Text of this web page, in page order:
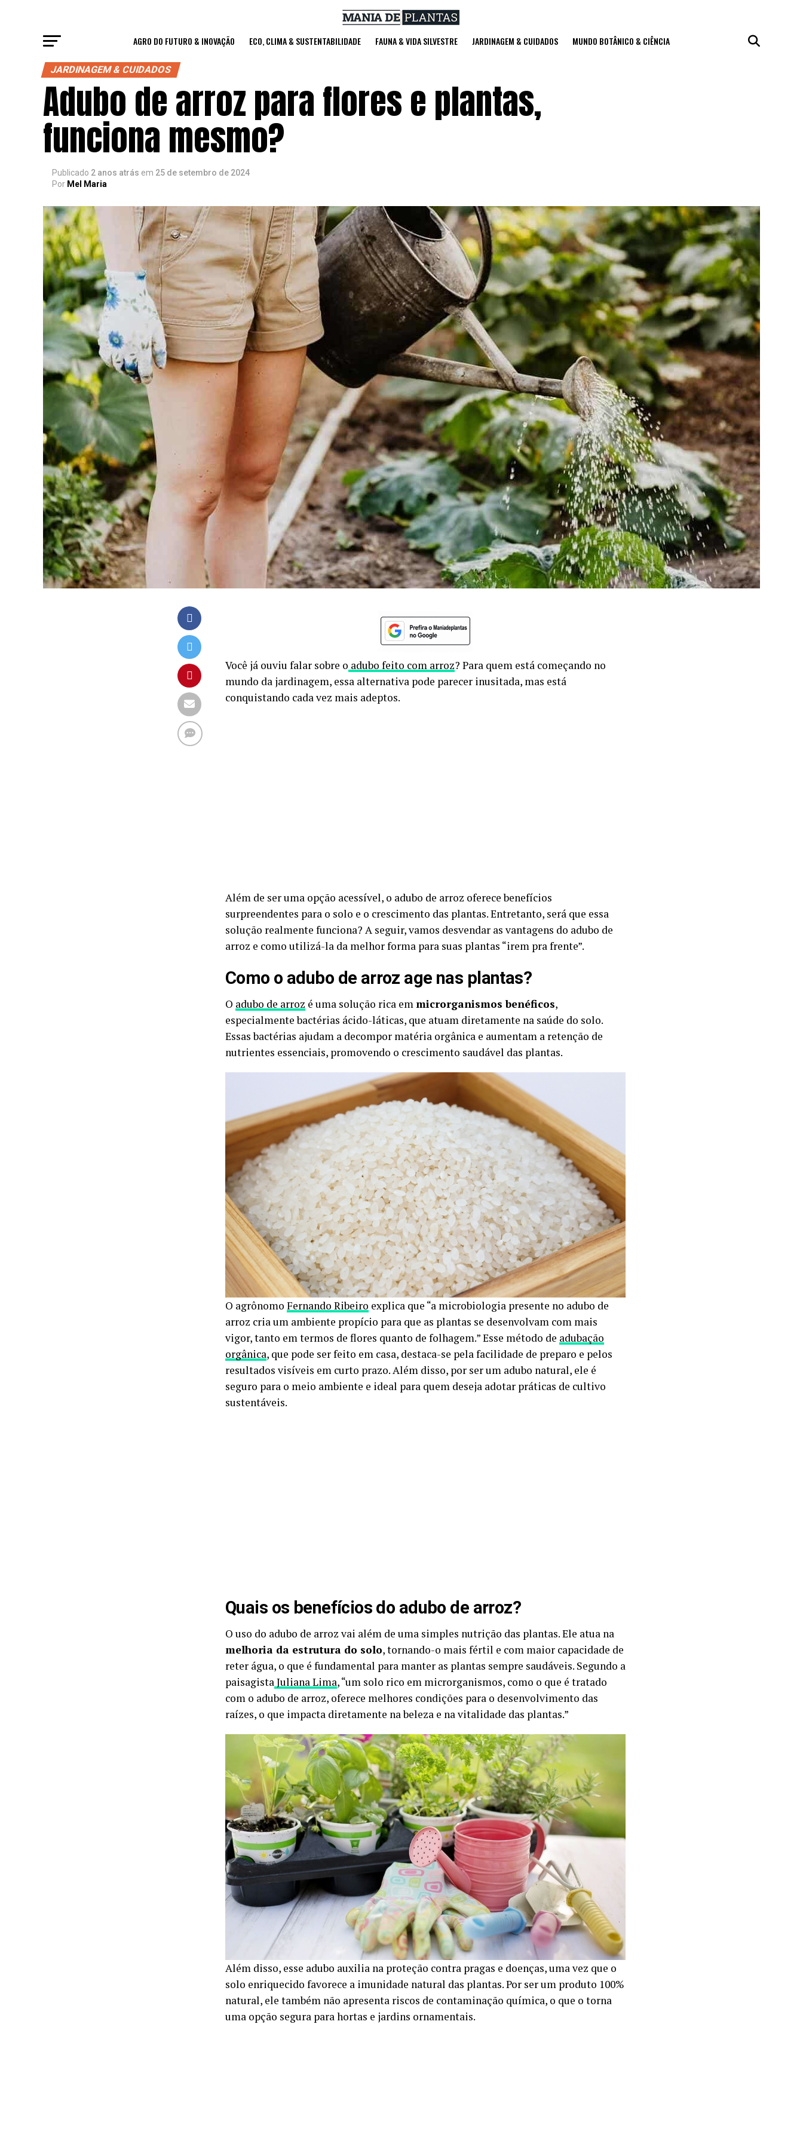
AGRO DO FUTURO & INOVAÇÃO ECO, CLIMA & SUSTENTABILIDADE FAUNA & VIDA SILVESTRE JARDINAGEM & CUIDADOS MUNDO BOTÂNICO & CIÊNCIA
JARDINAGEM & CUIDADOS
Adubo de arroz para flores e plantas,
funciona mesmo?
Publicado 2 anos atrás em 25 de setembro de 2024
Por Mel Maria
Você já ouviu falar sobre o adubo feito com arroz? Para quem está começando no
mundo da jardinagem, essa alternativa pode parecer inusitada, mas está
conquistando cada vez mais adeptos.
Além de ser uma opção acessível, o adubo de arroz oferece benefícios
surpreendentes para o solo e o crescimento das plantas. Entretanto, será que essa
solução realmente funciona? A seguir, vamos desvendar as vantagens do adubo de
arroz e como utilizá-la da melhor forma para suas plantas “irem pra frente”.
Como o adubo de arroz age nas plantas?
O adubo de arroz é uma solução rica emmicrorganismos benéficos,
especialmente bactérias ácido-láticas, que atuam diretamente na saúde do solo.
Essas bactérias ajudam a decompor matéria orgânica e aumentam a retenção de
nutrientes essenciais, promovendo o crescimento saudável das plantas.
O agrônomo Fernando Ribeiro explica que “a microbiologia presente no adubo de
arroz cria um ambiente propício para que as plantas se desenvolvam com mais
vigor, tanto em termos de flores quanto de folhagem.” Esse método de adubação
orgânica, que pode ser feito em casa, destaca-se pela facilidade de preparo e pelos
resultados visíveis em curto prazo. Além disso, por ser um adubo natural, ele é
seguro para o meio ambiente e ideal para quem deseja adotar práticas de cultivo
sustentáveis.
Quais os benefícios do adubo de arroz?
O uso do adubo de arroz vai além de uma simples nutrição das plantas. Ele atua na
melhoria da estrutura do solo, tornando-o mais fértil e com maior capacidade de
reter água, o que é fundamental para manter as plantas sempre saudáveis. Segundo a
paisagistaJuliana Lima, “um solo rico em microrganismos, como o que é tratado
com o adubo de arroz, oferece melhores condições para o desenvolvimento das
raízes, o que impacta diretamente na beleza e na vitalidade das plantas.”
Além disso, esse adubo auxilia na proteção contra pragas e doenças, uma vez que o
solo enriquecido favorece a imunidade natural das plantas. Por ser um produto 100%
natural, ele também não apresenta riscos de contaminação química, o que o torna
uma opção segura para hortas e jardins ornamentais.